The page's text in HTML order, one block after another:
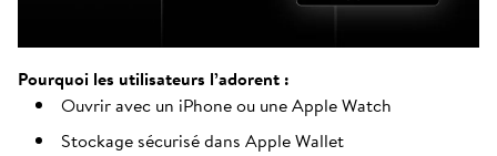
Pourquoi les utilisateurs l’adorent :
Ouvrir avec un iPhone ou une Apple Watch
Stockage sécurisé dans Apple Wallet